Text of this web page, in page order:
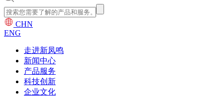
CHN
ENG
走进新凤鸣
新闻中心
产品服务
科技创新
企业文化